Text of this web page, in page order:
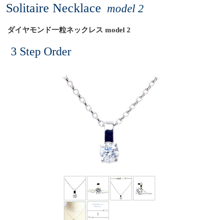
Solitaire Necklace model 2
ダイヤモンド一粒ネックレス model 2
3 Step Order